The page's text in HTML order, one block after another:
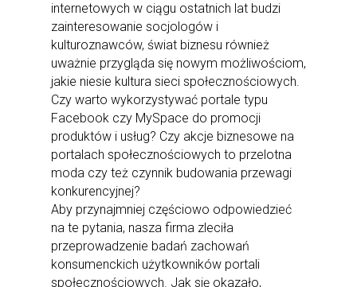
internetowych w ciągu ostatnich lat budzi
zainteresowanie socjologów i
kulturoznawców, świat biznesu również
uważnie przygląda się nowym możliwościom,
jakie niesie kultura sieci społecznościowych.
Czy warto wykorzystywać portale typu
Facebook czy MySpace do promocji
produktów i usług? Czy akcje biznesowe na
portalach społecznościowych to przelotna
moda czy też czynnik budowania przewagi
konkurencyjnej?
Aby przynajmniej częściowo odpowiedzieć
na te pytania, nasza firma zleciła
przeprowadzenie badań zachowań
konsumenckich użytkowników portali
społecznościowych. Jak się okazało,